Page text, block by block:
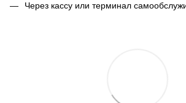
Через кассу или терминал